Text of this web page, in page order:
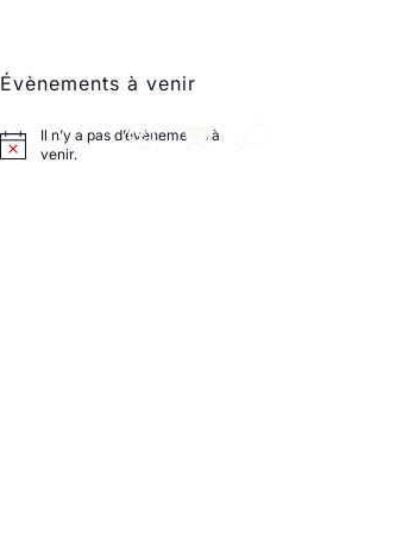
Évènements à venir
Il n’y a pas d’évènements à
venir.